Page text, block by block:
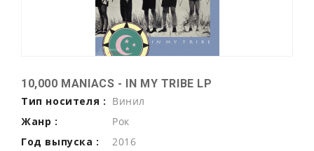
10,000 MANIACS - IN MY TRIBE LP
Тип носителя : Винил
Жанр :
Рок
Год выпуска :
2016